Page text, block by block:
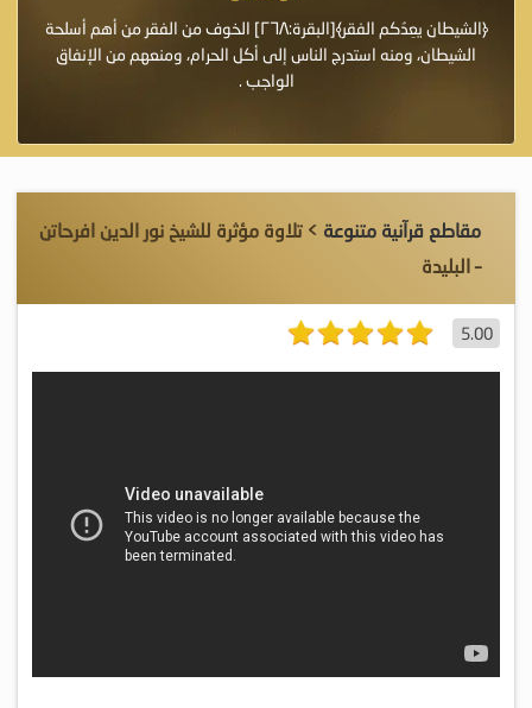
﴿الشيطان يعِدُكم الفقر﴾[البقرة:٢٦٨] الخوف من الفقر من أهم أسلحة
الشيطان، ومنه استدرج الناس إلى أكل الحرام، ومنعهم من الإنفاق
الواجب .
مقاطع قرآنية متنوعة > تلاوة مؤثرة للشيخ نور الدين افرحاتن
– البليدة
5.00